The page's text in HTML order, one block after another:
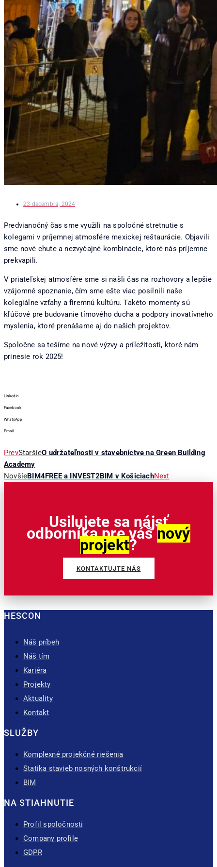
23 decembra, 2024
Predvianočný čas sme využili na spoločné stretnutie s
kolegami v príjemnej atmosfére mexickej reštaurácie. Objavili
sme nové chute a nezvyčajné kombinácie, ktoré nás príjemne
prekvapili.
V priateľskej atmosfére sme si našli čas na rozhovory a lepšie
vzájomné spoznanie, čím sme ešte viac posilnili naše
kolegiálne vzťahy a firemnú kultúru. Takéto momenty sú
kľúčové pre budovanie tímového ducha a podpory inovatívneho
myslenia, ktoré prenášame aj do našich projektov.
Spoločne sa tešíme na nové výzvy a príležitosti, ktoré nám
prinesie rok 2025!
LinkedIn
Facebook
WhatsApp
Email
PrevStaršieO udržateľnosti v stavebníctve na Green Building
Academy
NovšíeBIM4FREE a INVEST2BIM v KošiciachNext
Usilujete sa nájsť
odborníka pre vášnový
projekt?
KONTAKTUJTE NÁS
HESCON
Náš príbeh
Náš tím
Kariéra
Projekty
Aktuality
Kontakt
SLUŽBY
Komplexné projekčné riešenia
Statika stavieb nosných konštrukcií
BIM
NA STIAHNUTIE
Profil spoločnosti
Company profile
GDPR